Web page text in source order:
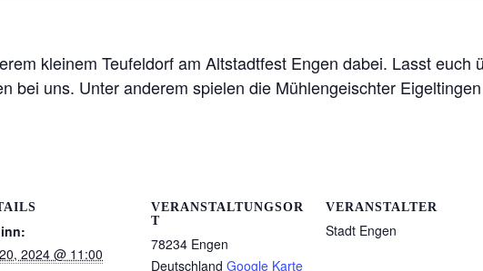
kleinem Teufeldorf am Altstadtfest Engen dabei. Lasst euch
bei uns. Unter anderem spielen die Mühlengeischter
2024 @ 11:00
VERANSTALTUNGSOR
T
78234 Engen
Deutschland Google Karte
VERANSTALTER
Stadt Engen